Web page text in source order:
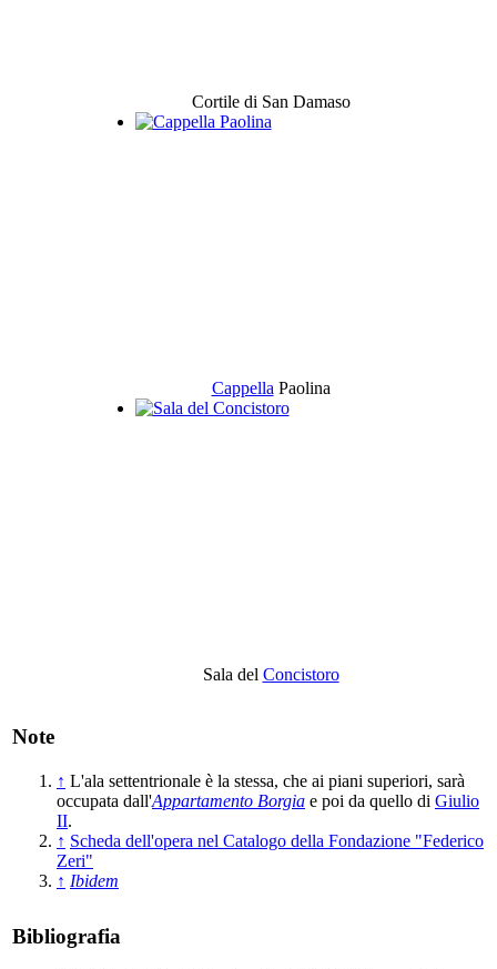
Cortile di San Damaso
Cappella Paolina
Sala del Concistoro
Note
↑ L'ala settentrionale è la stessa, che ai piani superiori, sarà
occupata dall'Appartamento Borgia e poi da quello di Giulio
II.
↑ Scheda dell'opera nel Catalogo della Fondazione "Federico
Zeri"
↑ Ibidem
Bibliografia